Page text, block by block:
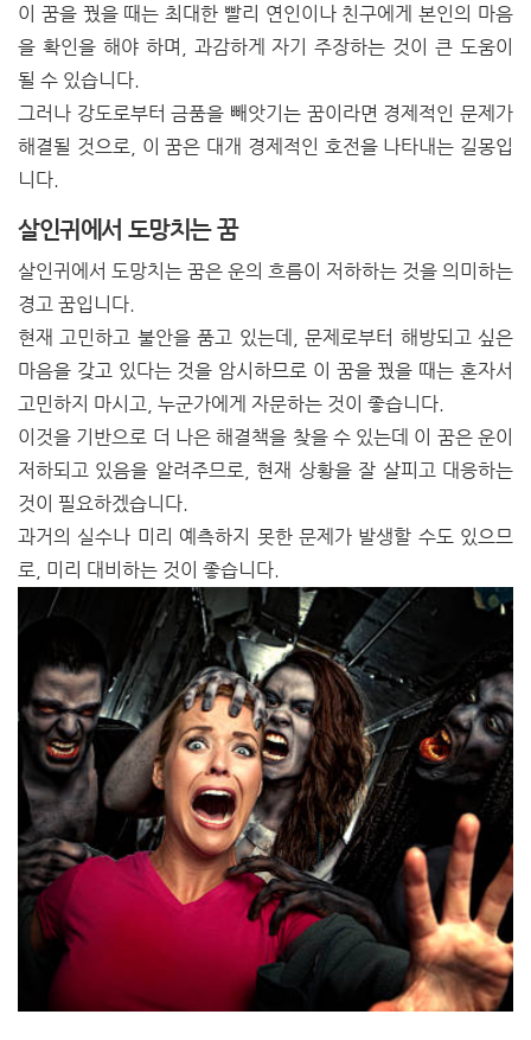
이 꿈을 꿨을 때는 최대한 빨리 연인이나 친구에게 본인의 마음
을 확인을 해야 하며, 과감하게 자기 주장하는 것이 큰 도움이
될 수 있습니다.
그러나 강도로부터 금품을 빼앗기는 꿈이라면 경제적인 문제가
해결될 것으로, 이 꿈은 대개 경제적인 호전을 나타내는 길몽입
니다.
살인귀에서 도망치는 꿈
살인귀에서 도망치는 꿈은 운의 흐름이 저하하는 것을 의미하는
경고 꿈입니다.
현재 고민하고 불안을 품고 있는데, 문제로부터 해방되고 싶은
마음을 갖고 있다는 것을 암시하므로 이 꿈을 꿨을 때는 혼자서
고민하지 마시고, 누군가에게 자문하는 것이 좋습니다.
이것을 기반으로 더 나은 해결책을 찾을 수 있는데 이 꿈은 운이
저하되고 있음을 알려주므로, 현재 상황을 잘 살피고 대응하는
것이 필요하겠습니다.
과거의 실수나 미리 예측하지 못한 문제가 발생할 수도 있으므
로, 미리 대비하는 것이 좋습니다.